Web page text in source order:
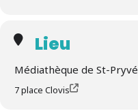
Lieu
Médiathèque de St-Pryvé
7 place Clovis